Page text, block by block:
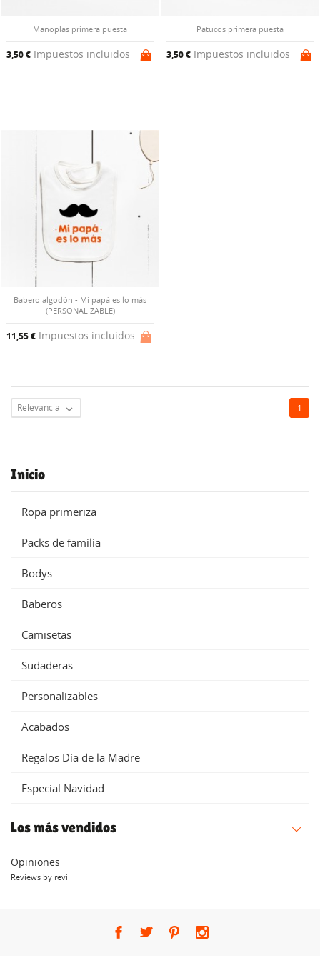
Inicio
Ropa primeriza
Packs de familia
Bodys
Baberos
Camisetas
Sudaderas
Personalizables
Acabados
Regalos Día de la Madre
Especial Navidad
Los más vendidos
Opiniones
Reviews by revi
Manoplas primera puesta
3,50 € Impuestos incluidos
Patucos primera puesta
3,50 € Impuestos incluidos
Babero algodón - Mi papá es lo más
(PERSONALIZABLE)
11,55 € Impuestos incluidos
Relevancia  1